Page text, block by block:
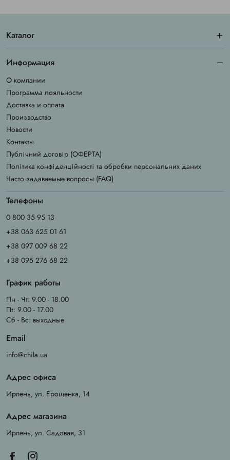
Каталог
Информация
О компании
Программа лояльности
Доставка и оплата
Производство
Новости
Контакты
Публічний договір (ОФЕРТА)
Політика конфіденційності та обробки персональних даних
Часто задаваемые вопросы (FAQ)
Телефоны
0 800 35 95 13
+38 063 625 01 61
+38 097 009 68 22
+38 095 276 68 22
График работы
Пн - Чт: 9.00 - 18.00
Пт: 9.00 - 17.00
Сб - Вс: выходные
Email
info@chila.ua
Адрес офиса
Ирпень, ул. Ерощенка, 14
Адрес магазина
Ирпень, ул. Садовая, 31